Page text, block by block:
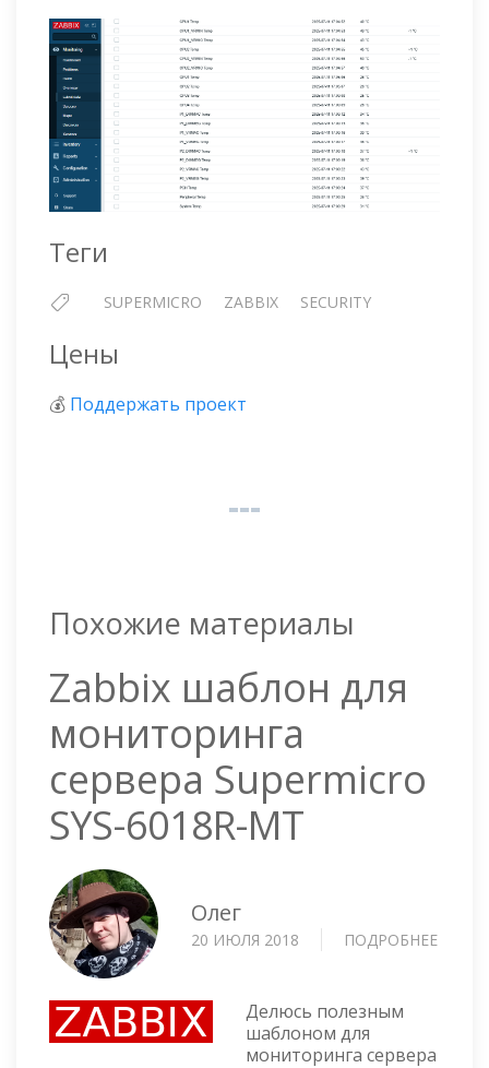
Теги
SUPERMICRO ZABBIX SECURITY
Цены
💰 Поддержать проект
Похожие материалы
Zabbix шаблон для
мониторинга
сервера Supermicro
SYS-6018R-MT
Олег
20 ИЮЛЯ 2018 ПОДРОБНЕЕ
Делюсь полезным
шаблоном для
мониторинга сервера